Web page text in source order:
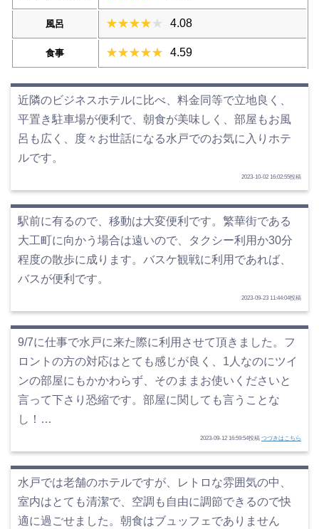
風呂 4.08
食事 4.59
近隣のビジネスホテルに比べ、料金同等で立地良く、
平置き駐車場が便利で、朝食が美味しく、部屋もお風
呂も広く、度々お世話になる水戸でのお気に入りホテ
ルです。
2023-10-02 16:02:55投稿
駅前に有るので、移動は大変便利です。繁華街である
大工町に向かう場合は遠いので、タクシー利用か30分
程度の散歩に成ります。バスケ観戦に利用であれば、
バスが便利です。
2023-09-23 11:44:04投稿
9/7に仕事で水戸に来た際に利用させて頂きました。フ
ロントの方の対応はとても感じが良く、1人なのにツイ
ンの部屋にもかかわらず、そのままお使いくださいと
言って下さり恐縮です。部屋に関しても言うことな
し！…
2023-09-12 16:59:54投稿 つづきはこちら
水戸では老舗のホテルですが、レトロな雰囲気の中、
室内はとても清潔で、空調も自由に調節できるので快
適に過ごせました。朝食はブュッフェでありません